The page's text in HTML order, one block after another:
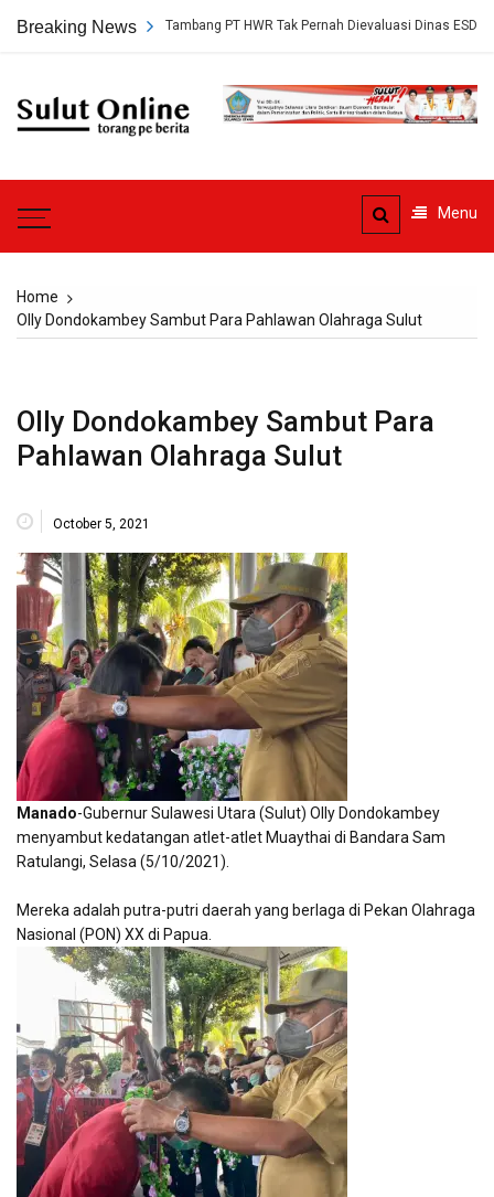
Breaking News
Persetujuan Tambang PT HWR Tak Pernah Dievaluasi Dinas ESDM
Sulut
Menu
Home
Olly Dondokambey Sambut Para Pahlawan Olahraga Sulut
Olly Dondokambey Sambut Para
Pahlawan Olahraga Sulut
October 5, 2021
Manado-Gubernur Sulawesi Utara (Sulut) Olly Dondokambey
menyambut kedatangan atlet-atlet Muaythai di Bandara Sam
Ratulangi, Selasa (5/10/2021).
Mereka adalah putra-putri daerah yang berlaga di Pekan Olahraga
Nasional (PON) XX di Papua.